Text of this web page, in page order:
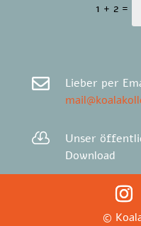
1 + 2 =

Lieber per

Unser
Download
©